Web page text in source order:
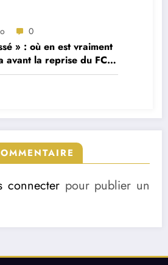
0
» : où en est vraiment
avant la reprise du FC
connecter pour publier un